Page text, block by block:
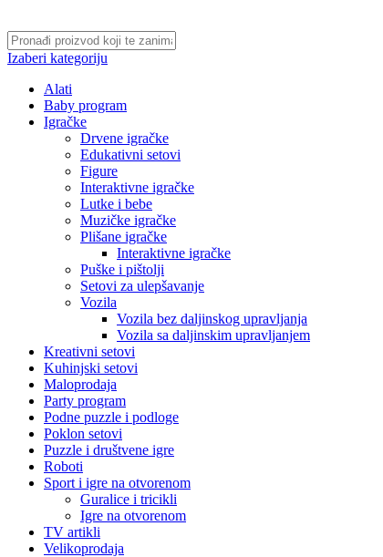
Izaberi kategoriju
Alati
Baby program
Igračke
Drvene igračke
Edukativni setovi
Figure
Interaktivne igračke
Lutke i bebe
Muzičke igračke
Plišane igračke
Interaktivne igračke
Puške i pištolji
Setovi za ulepšavanje
Vozila
Vozila bez daljinskog upravljanja
Vozila sa daljinskim upravljanjem
Kreativni setovi
Kuhinjski setovi
Maloprodaja
Party program
Podne puzzle i podloge
Poklon setovi
Puzzle i društvene igre
Roboti
Sport i igre na otvorenom
Guralice i tricikli
Igre na otvorenom
TV artikli
Velikoprodaja